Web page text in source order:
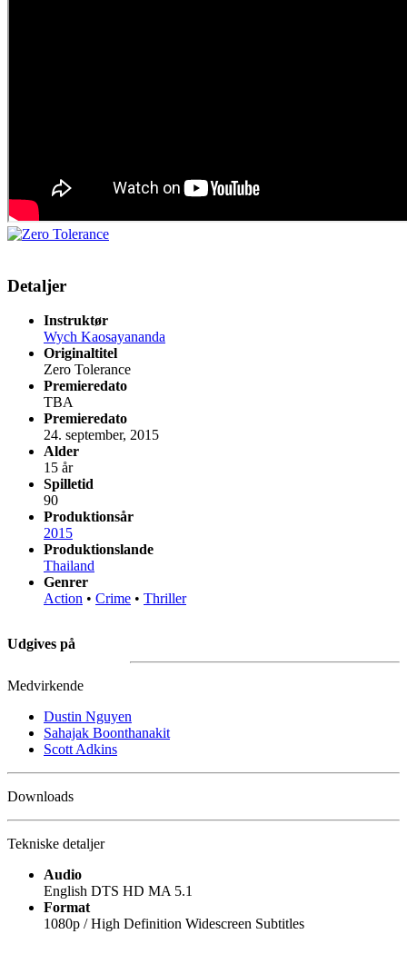
Detaljer
Instruktør
Wych Kaosayananda
Originaltitel
Zero Tolerance
Premieredato
TBA
Premieredato
24. september, 2015
Alder
15 år
Spilletid
90
Produktionsår
2015
Produktionslande
Thailand
Genrer
Action • Crime • Thriller
Udgives på
Medvirkende
Dustin Nguyen
Sahajak Boonthanakit
Scott Adkins
Downloads
Tekniske detaljer
Audio
English DTS HD MA 5.1
Format
1080p / High Definition Widescreen Subtitles